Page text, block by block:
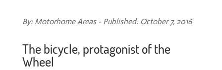
By: Motorhome Areas - Published: October 7, 2016
The bicycle, protagonist of the
Wheel